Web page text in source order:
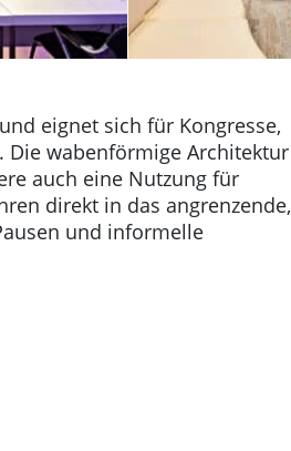
eignet sich für Kongresse,
Die wabenförmige Architektur
auch eine Nutzung für
direkt in das angrenzende,
und informelle